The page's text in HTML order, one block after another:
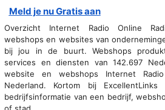
Meld je nu Gratis aan
Overzicht Internet Radio Online
webshops en websites van
bij jou in de buurt. Webshops
services en diensten van 142.697
website en webshops Internet
Nederland. Kortom bij
bedrijfsinformatie van een bedrijf,